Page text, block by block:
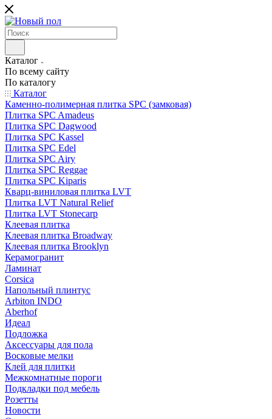
Каталог
По всему сайту
По каталогу
Каталог
Каменно-полимерная плитка SPC (замковая)
Плитка SPC Amadeus
Плитка SPC Dagwood
Плитка SPC Kassel
Плитка SPC Edel
Плитка SPC Airy
Плитка SPC Reggae
Плитка SPC Kiparis
Кварц-виниловая плитка LVT
Плитка LVT Natural Relief
Плитка LVT Stonecarp
Клеевая плитка
Клеевая плитка Broadway
Клеевая плитка Brooklyn
Керамогранит
Ламинат
Corsica
Напольный плинтус
Arbiton INDO
Aberhof
Идеал
Подложка
Аксессуары для пола
Восковые мелки
Клей для плитки
Межкомнатные пороги
Подкладки под мебель
Розетты
Новости